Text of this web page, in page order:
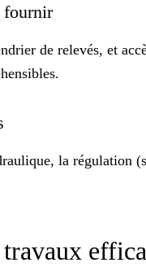
fournir
de relevés, et
.
la régulation